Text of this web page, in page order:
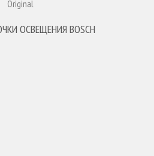
ОСВЕЩЕНИЯ BOSCH